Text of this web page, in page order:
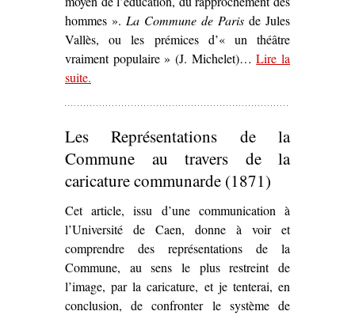
hommes ». La Commune de Paris de Jules
Vallès, ou les prémices d’« un théâtre
vraiment populaire » (J. Michelet)…Lire la
suite– ‘
.
Les Représentations de la
Commune au travers de la
caricature communarde (1871)
Cet article, issu d’une communication à
l’Université de Caen, donne à voir et
comprendre des représentations de la
Commune, au sens le plus restreint de
l’image, par la caricature, et je tenterai, en
conclusion, de confronter le système de